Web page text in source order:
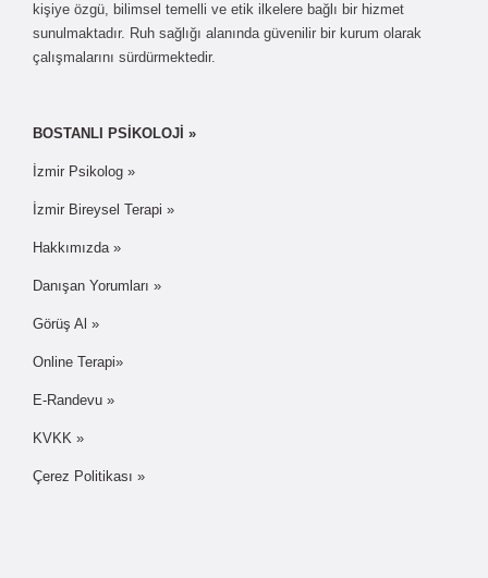
kişiye özgü, bilimsel temelli ve etik ilkelere bağlı bir hizmet
sunulmaktadır. Ruh sağlığı alanında güvenilir bir kurum olarak
çalışmalarını sürdürmektedir.
BOSTANLI PSİKOLOJİ »
İzmir Psikolog »
İzmir Bireysel Terapi »
Hakkımızda »
Danışan Yorumları »
Görüş Al »
Online Terapi»
E-Randevu »
KVKK »
Çerez Politikası »